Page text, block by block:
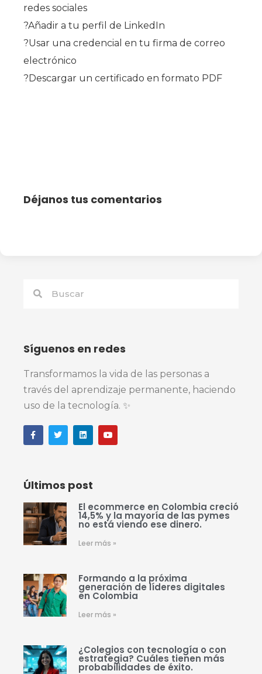
redes sociales
?Añadir a tu perfil de LinkedIn
?Usar una credencial en tu firma de correo
electrónico
?Descargar un certificado en formato PDF
Déjanos tus comentarios
Síguenos en redes
Transformamos la vida de las personas a
través del aprendizaje permanente, haciendo
uso de la tecnología. ✨
Últimos post
El ecommerce en Colombia creció
14,5% y la mayoría de las pymes
no está viendo ese dinero.
Leer más »
Formando a la próxima
generación de líderes digitales
en Colombia
Leer más »
¿Colegios con tecnología o con
estrategia? Cuáles tienen más
probabilidades de éxito.